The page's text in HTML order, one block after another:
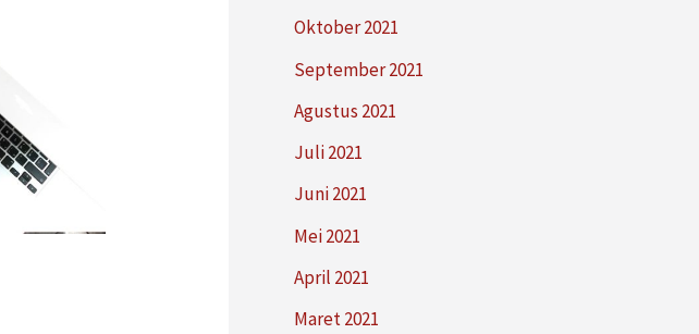
Oktober 2021
September 2021
Agustus 2021
Juli 2021
Juni 2021
Mei 2021
April 2021
Maret 2021